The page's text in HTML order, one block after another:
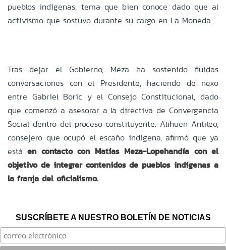
pueblos indígenas, tema que bien conoce dado que al
activismo que sostuvo durante su cargo en La Moneda.
Tras dejar el Gobierno, Meza ha sostenido fluidas
conversaciones con el Presidente, haciendo de nexo
entre Gabriel Boric y el Consejo Constitucional, dado
que comenzó a asesorar a la directiva de Convergencia
Social dentro del proceso constituyente. Alihuen Antileo,
consejero que ocupó el escaño indigena, afirmó que ya
estáen contacto con Matías Meza-Lopehandía con el
objetivo de integrar contenidos de pueblos indígenas a
la franja del oficialismo.
SUSCRÍBETE A NUESTRO BOLETÍN DE NOTICIAS